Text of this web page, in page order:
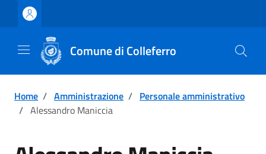
Vai ai contenuti
Vai al footer
Comune di Colleferro
Home / Amministrazione / Personale amministrativo
/ Alessandro Maniccia